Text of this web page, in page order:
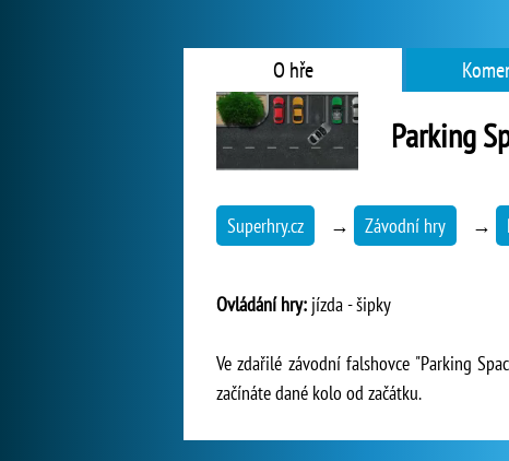
O hře
Parking
Superhry.cz → Závodní hry →
Ovládání hry: jízda - šipky
Ve zdařilé závodní falshovce "Parking
začínáte dané kolo od začátku.